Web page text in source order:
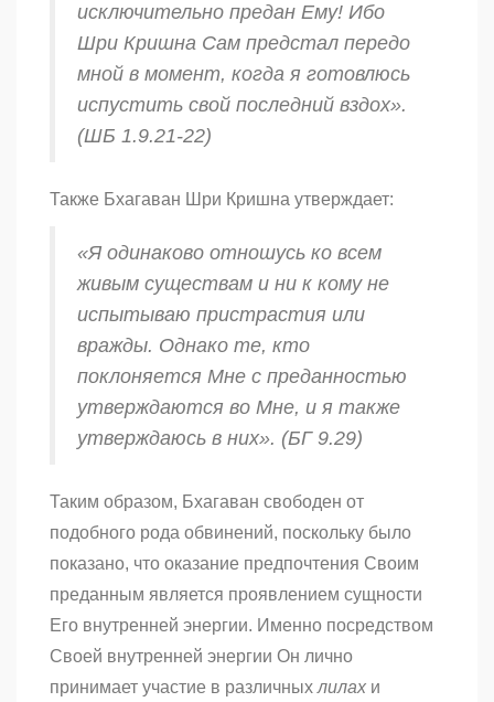
исключительно предан Ему! Ибо
Шри Кришна Сам предстал передо
мной в момент, когда я готовлюсь
испустить свой последний вздох».
(ШБ 1.9.21-22)
Также Бхагаван Шри Кришна утверждает:
«Я одинаково отношусь ко всем
живым существам и ни к кому не
испытываю пристрастия или
вражды. Однако те, кто
поклоняется Мне с преданностью
утверждаются во Мне, и я также
утверждаюсь в них». (БГ 9.29)
Таким образом, Бхагаван свободен от
подобного рода обвинений, поскольку было
показано, что оказание предпочтения Своим
преданным является проявлением сущности
Его внутренней энергии. Именно посредством
Своей внутренней энергии Он лично
принимает участие в различных лилах и